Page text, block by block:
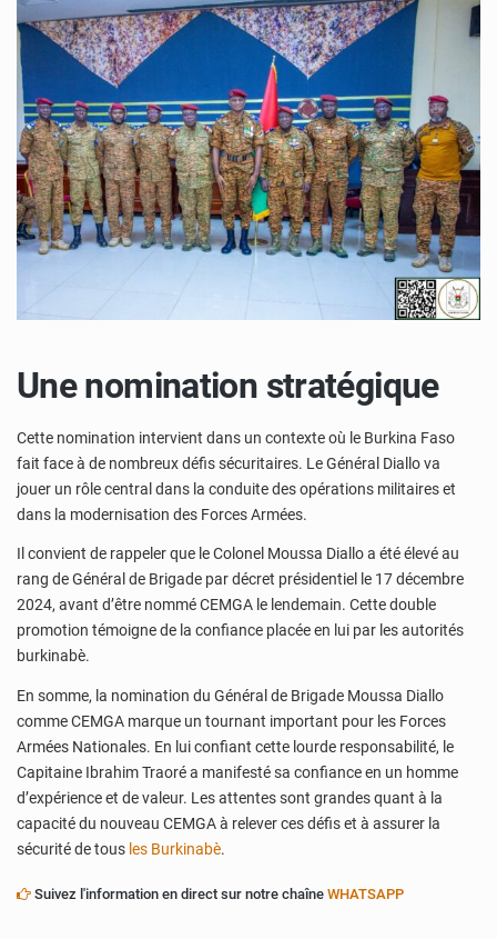
Une nomination stratégique
Cette nomination intervient dans un contexte où le Burkina Faso
fait face à de nombreux défis sécuritaires. Le Général Diallo va
jouer un rôle central dans la conduite des opérations militaires et
dans la modernisation des Forces Armées.
Il convient de rappeler que le Colonel Moussa Diallo a été élevé au
rang de Général de Brigade par décret présidentiel le 17 décembre
2024, avant d’être nommé CEMGA le lendemain. Cette double
promotion témoigne de la confiance placée en lui par les autorités
burkinabè.
En somme, la nomination du Général de Brigade Moussa Diallo
comme CEMGA marque un tournant important pour les Forces
Armées Nationales. En lui confiant cette lourde responsabilité, le
Capitaine Ibrahim Traoré a manifesté sa confiance en un homme
d’expérience et de valeur. Les attentes sont grandes quant à la
capacité du nouveau CEMGA à relever ces défis et à assurer la
sécurité de tous les Burkinabè.
Suivez l'information en direct sur notre chaîne WHATSAPP